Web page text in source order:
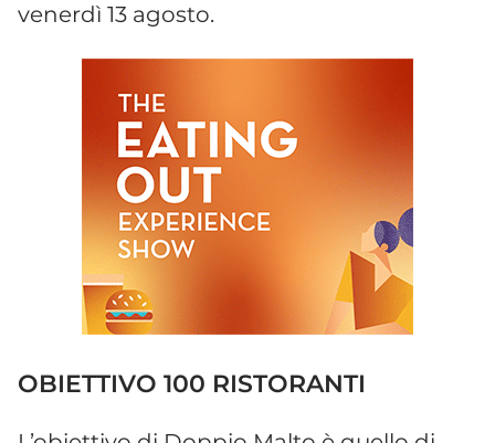
venerdì 13 agosto.
OBIETTIVO 100 RISTORANTI